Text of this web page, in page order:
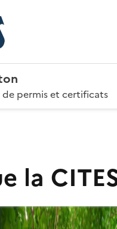
de permis et certificats
la